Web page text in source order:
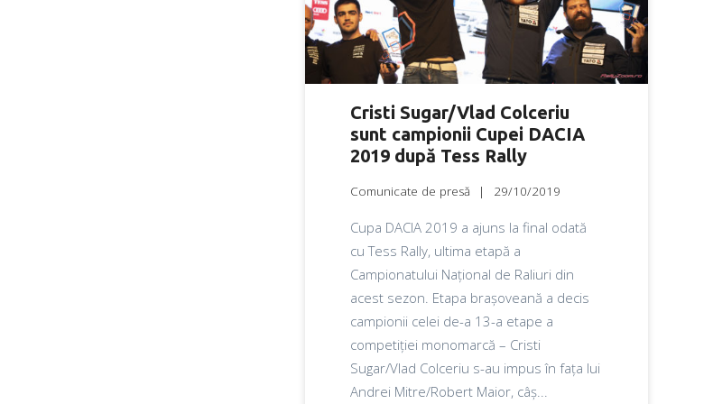
Cristi Sugar/Vlad Colceriu
sunt campionii Cupei DACIA
2019 după Tess Rally
Comunicate de presă 29/10/2019
Cupa DACIA 2019 a ajuns la final odată
cu Tess Rally, ultima etapă a
Campionatului Național de Raliuri din
acest sezon. Etapa brașoveană a decis
campionii celei de-a 13-a etape a
competiției monomarcă – Cristi
Sugar/Vlad Colceriu s-au impus în fața lui
Andrei Mitre/Robert Maior, câș...